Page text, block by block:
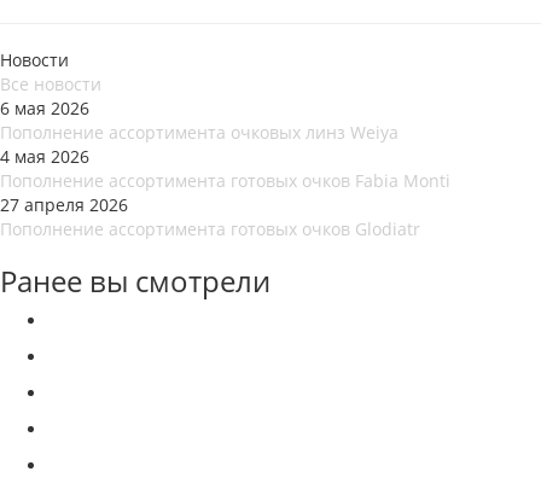
Новости
Все новости
6 мая 2026
Пополнение ассортимента очковых линз Weiya
4 мая 2026
Пополнение ассортимента готовых очков Fabia Monti
27 апреля 2026
Пополнение ассортимента готовых очков Glodiatr
Ранее вы смотрели